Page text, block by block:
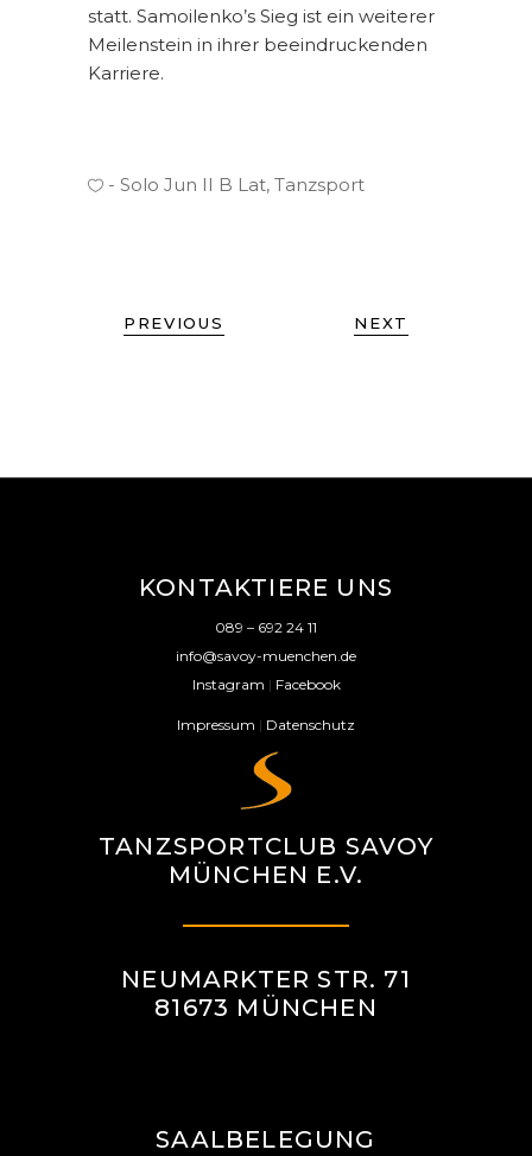
statt. Samoilenko’s Sieg ist ein weiterer
Meilenstein in ihrer beeindruckenden
Karriere.
Solo Jun II B Lat, Tanzsport
PREVIOUS NEXT
KONTAKTIERE UNS
089 – 692 24 11
info@savoy-muenchen.de
Instagram | Facebook
Impressum | Datenschutz
TANZSPORTCLUB SAVOY
MÜNCHEN E.V.
NEUMARKTER STR. 71
81673 MÜNCHEN
SAALBELEGUNG